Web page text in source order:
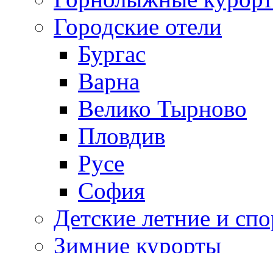
Городские отели
Бургас
Варна
Велико Тырново
Пловдив
Русе
София
Детские летние и
Зимние курорты